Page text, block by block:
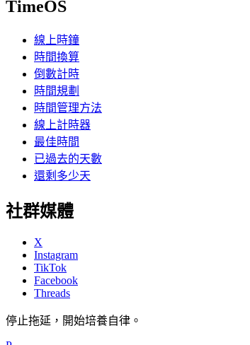
TimeOS
線上時鐘
時間換算
倒數計時
時間規劃
時間管理方法
線上計時器
最佳時間
已過去的天數
還剩多少天
社群媒體
X
Instagram
TikTok
Facebook
Threads
停止拖延，開始培養自律。